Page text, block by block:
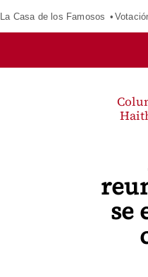
La Casa de los Famosos
se